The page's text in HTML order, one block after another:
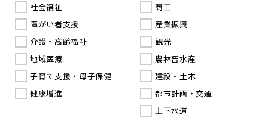
社会福祉
障がい者支援
介護・高齢福祉
地域医療
子育て支援・母子保健
健康増進
商工
産業振興
観光
農林畜水産
建設・土木
都市計画・交通
上下水道